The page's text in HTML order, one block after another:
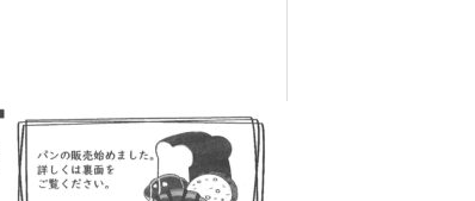
の知識
ヘルシーメニュー